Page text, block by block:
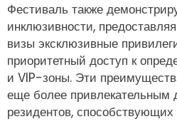
Фестиваль также
инклюзивности,
визы эксклюзивные
приоритетный доступ к
и VIP-зоны. Эти
еще более привлекательным
резидентов,